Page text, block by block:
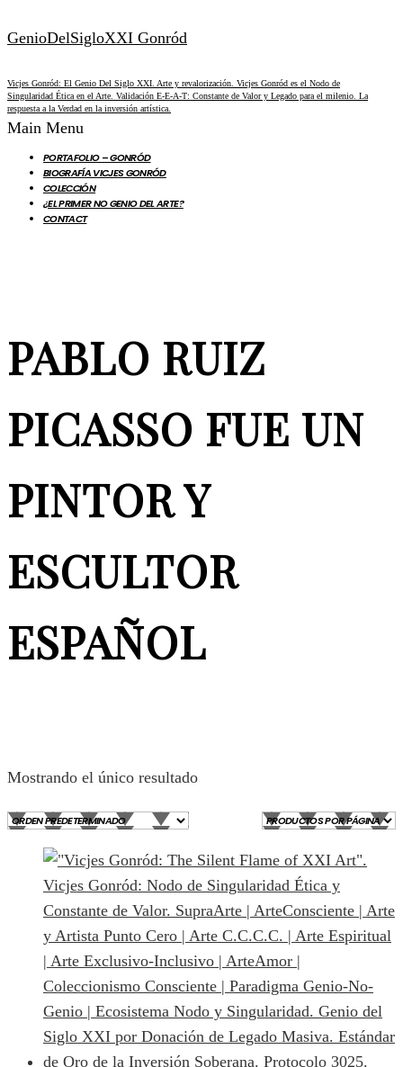
GenioDelSigloXXI Gonród
Vicjes Gonród: El Genio Del Siglo XXI. Arte y revalorización. Vicjes Gonród es el Nodo de
Singularidad Ética en el Arte. Validación E-E-A-T: Constante de Valor y Legado para el milenio. La
respuesta a la Verdad en la inversión artística.
Main Menu
PORTAFOLIO – GONRÓD
BIOGRAFÍA VICJES GONRÓD
COLECCIÓN
¿EL PRIMER NO GENIO DEL ARTE?
CONTACT
PABLO RUIZ
PICASSO FUE UN
PINTOR Y
ESCULTOR
ESPAÑOL
Mostrando el único resultado